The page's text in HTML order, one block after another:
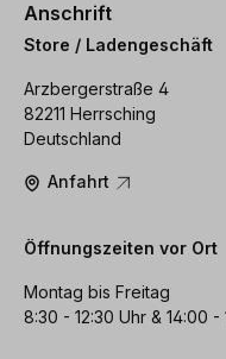
Anschrift
Store / Ladengeschäft
Arzbergerstraße 4
82211 Herrsching
Deutschland
Anfahrt
Öffnungszeiten vor Ort
Montag bis Freitag
8:30 - 12:30 Uhr & 14:00 -